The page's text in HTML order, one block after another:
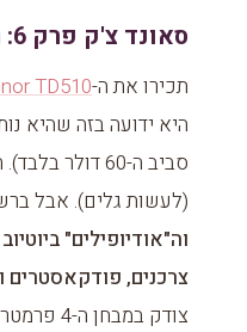
סאונד צ'ק פרק 6: המיקרופון ששבר את האינטרנט (Tonor TD510)
תכירו את ה-TD510
היא ידועה בזה שהיא
(לעשות גלים). אבל
וה"אודיופילים"
צרכנים, פודקאסטרים
צודק במבחן ה-4 פרמטרים שלנו: